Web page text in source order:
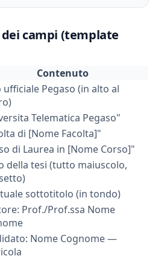
campi (template
Contenuto
ufficiale Pegaso (in alto al
Telematica Pegaso"
di [Nome Facolta]"
di Laurea in [Nome Corso]"
della tesi (tutto maiuscolo,
sottotitolo (in tondo)
Prof./Prof.ssa Nome
Nome Cognome —